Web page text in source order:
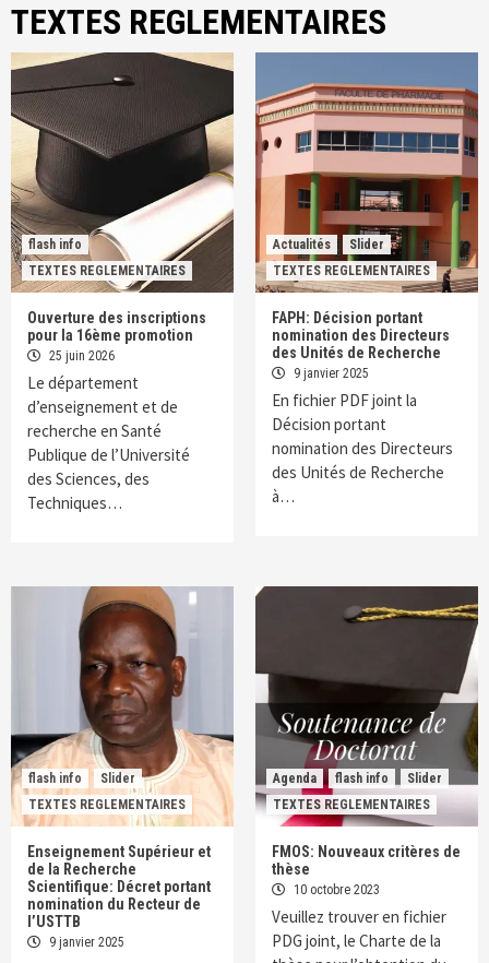
TEXTES REGLEMENTAIRES
flash info
TEXTES REGLEMENTAIRES
Ouverture des inscriptions
pour la 16ème promotion
25 juin 2026
Le département
d’enseignement et de
recherche en Santé
Publique de l’Université
des Sciences, des
Techniques…
Actualités
Slider
TEXTES REGLEMENTAIRES
FAPH: Décision portant
nomination des Directeurs
des Unités de Recherche
9 janvier 2025
En fichier PDF joint la
Décision portant
nomination des Directeurs
des Unités de Recherche
à…
flash info
Slider
TEXTES REGLEMENTAIRES
Enseignement Supérieur et
de la Recherche
Scientifique: Décret portant
nomination du Recteur de
l’USTTB
9 janvier 2025
Agenda flash info
Slider
TEXTES REGLEMENTAIRES
FMOS: Nouveaux critères de
thèse
10 octobre 2023
Veuillez trouver en fichier
PDG joint, le Charte de la